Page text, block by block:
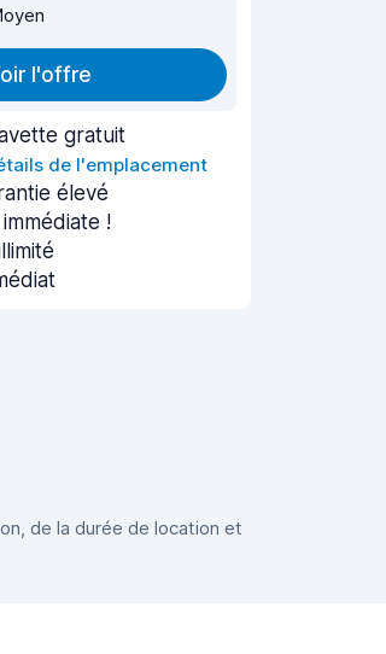
l'offre
gratuit
de l'emplacement
élevé
!
de la durée de location et